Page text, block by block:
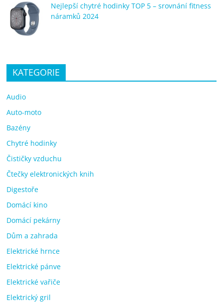
Nejlepší chytré hodinky TOP 5 – srovnání fitness
náramků 2024
KATEGORIE
Audio
Auto-moto
Bazény
Chytré hodinky
Čističky vzduchu
Čtečky elektronických knih
Digestoře
Domácí kino
Domácí pekárny
Dům a zahrada
Elektrické hrnce
Elektrické pánve
Elektrické vařiče
Elektrický gril